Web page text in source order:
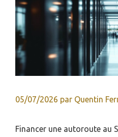
05/07/2026 par Quentin
Financer une autoroute au